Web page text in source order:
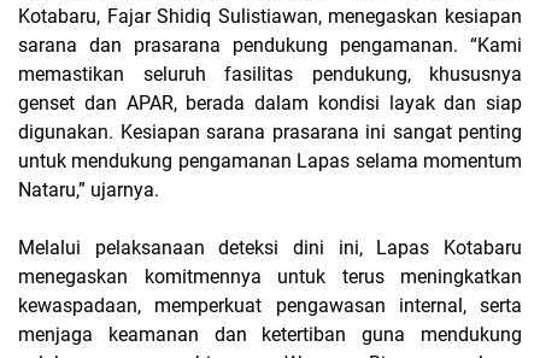
Kotabaru, Fajar Shidiq Sulistiawan, menegaskan kesiapan
sarana dan prasarana pendukung pengamanan. “Kami
memastikan seluruh fasilitas pendukung, khususnya
genset dan APAR, berada dalam kondisi layak dan siap
digunakan. Kesiapan sarana prasarana ini sangat penting
untuk mendukung pengamanan Lapas selama momentum
Nataru,” ujarnya.
Melalui pelaksanaan deteksi dini ini, Lapas Kotabaru
menegaskan komitmennya untuk terus meningkatkan
kewaspadaan, memperkuat pengawasan internal, serta
menjaga keamanan dan ketertiban guna mendukung